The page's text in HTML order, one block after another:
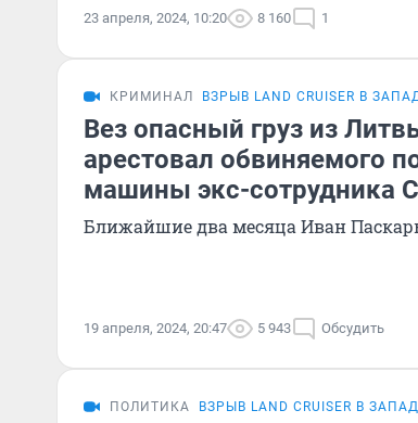
23 апреля, 2024, 10:20 8 160 1
КРИМИНАЛ ВЗРЫВ LAND CRUISER В
Вез опасный груз из
арестовал обвиняемого
машины экс-сотрудника
Ближайшие два месяца Иван
19 апреля, 2024, 20:47 5 943 Обсудить
ПОЛИТИКА ВЗРЫВ LAND CRUISER В